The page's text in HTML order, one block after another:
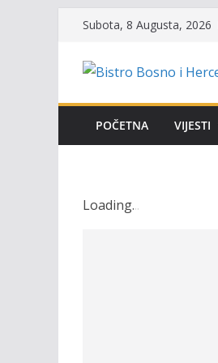
Skip
content
Subota, 8 Augusta, 2026
POČETNA VIJESTI
Loading...